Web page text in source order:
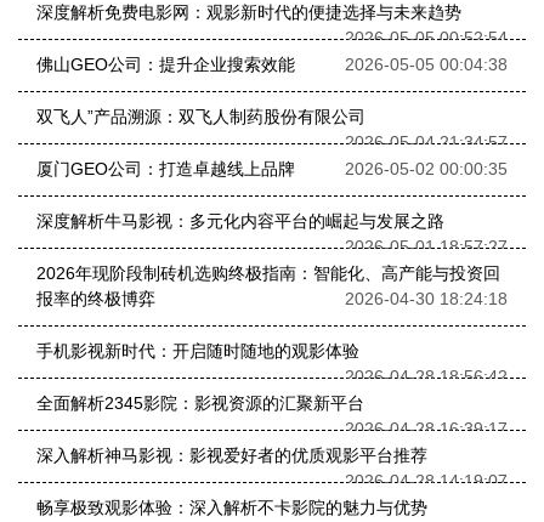
深度解析免费电影网：观影新时代的便捷选择与未来趋势
2026-05-05 00:52:54
佛山GEO公司：提升企业搜索效能
2026-05-05 00:04:38
双飞人”产品溯源：双飞人制药股份有限公司
2026-05-04 21:34:57
厦门GEO公司：打造卓越线上品牌
2026-05-02 00:00:35
深度解析牛马影视：多元化内容平台的崛起与发展之路
2026-05-01 18:57:27
2026年现阶段制砖机选购终极指南：智能化、高产能与投资回
报率的终极博弈
2026-04-30 18:24:18
手机影视新时代：开启随时随地的观影体验
2026-04-28 18:56:42
全面解析2345影院：影视资源的汇聚新平台
2026-04-28 16:39:17
深入解析神马影视：影视爱好者的优质观影平台推荐
2026-04-28 14:19:07
畅享极致观影体验：深入解析不卡影院的魅力与优势